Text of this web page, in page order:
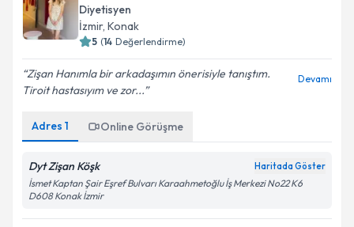
Diyetisyen
İzmir, Konak
5 (14 Değerlendirme)
Zişan Hanımla bir arkadaşımın önerisiyle tanıştım.
Tiroit hastasıyım ve zor...
Devamı
Adres 1 Online Görüşme
Dyt Zişan Köşk Haritada Göster
İsmet Kaptan Şair Eşref Bulvarı Karaahmetoğlu İş Merkezi No22 K6
D608 Konak İzmir